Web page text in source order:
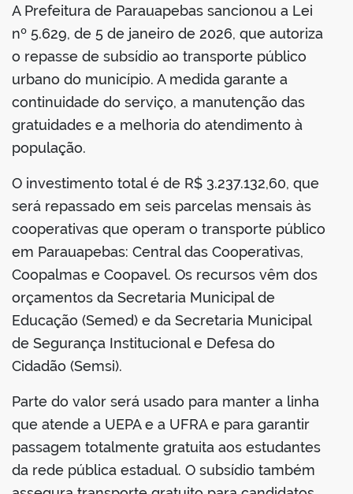
A Prefeitura de Parauapebas sancionou a Lei
nº 5.629, de 5 de janeiro de 2026, que autoriza
o repasse de subsídio ao transporte público
urbano do município. A medida garante a
continuidade do serviço, a manutenção das
gratuidades e a melhoria do atendimento à
população.
O investimento total é de R$ 3.237.132,60, que
será repassado em seis parcelas mensais às
cooperativas que operam o transporte público
em Parauapebas: Central das Cooperativas,
Coopalmas e Coopavel. Os recursos vêm dos
orçamentos da Secretaria Municipal de
Educação (Semed) e da Secretaria Municipal
de Segurança Institucional e Defesa do
Cidadão (Semsi).
Parte do valor será usado para manter a linha
que atende a UEPA e a UFRA e para garantir
passagem totalmente gratuita aos estudantes
da rede pública estadual. O subsídio também